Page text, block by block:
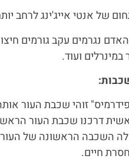
של אנטי אייג'ינג לרחב
האדם נגרמים עקב גורמים
ועוד.
:
זוהי שכבת העור
דרכנו שכבת העור
השכבה הראשונה של העור
חיים.